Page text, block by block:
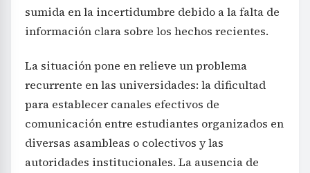
sumida en la incertidumbre debido a la falta de
información clara sobre los hechos recientes.
La situación pone en relieve un problema
recurrente en las universidades: la dificultad
para establecer canales efectivos de
comunicación entre estudiantes organizados en
diversas asambleas o colectivos y las
autoridades institucionales. La ausencia de